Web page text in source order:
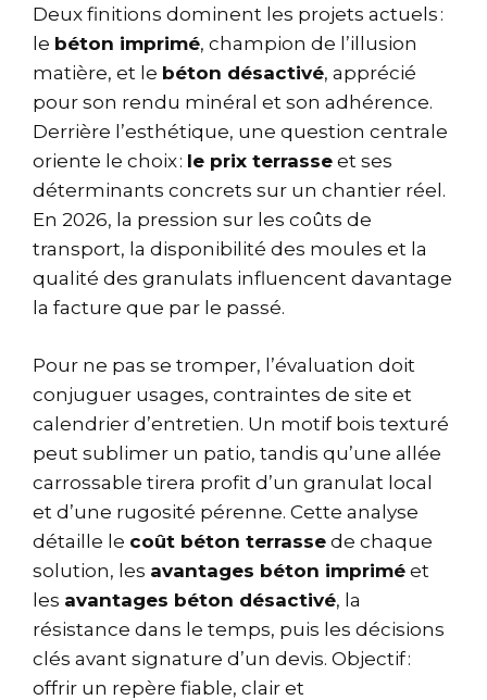
Deux finitions dominent les projets actuels :
le béton imprimé, champion de l’illusion
matière, et le béton désactivé, apprécié
pour son rendu minéral et son adhérence.
Derrière l’esthétique, une question centrale
oriente le choix : le prix terrasse et ses
déterminants concrets sur un chantier réel.
En 2026, la pression sur les coûts de
transport, la disponibilité des moules et la
qualité des granulats influencent davantage
la facture que par le passé.
Pour ne pas se tromper, l’évaluation doit
conjuguer usages, contraintes de site et
calendrier d’entretien. Un motif bois texturé
peut sublimer un patio, tandis qu’une allée
carrossable tirera profit d’un granulat local
et d’une rugosité pérenne. Cette analyse
détaille le coût béton terrasse de chaque
solution, les avantages béton imprimé et
les avantages béton désactivé, la
résistance dans le temps, puis les décisions
clés avant signature d’un devis. Objectif :
offrir un repère fiable, clair et